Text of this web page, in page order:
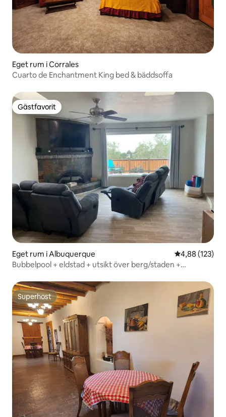
Eget rum i Corrales
Cuarto de Enchantment King bed & bäddsoffa
Gästfavorit
Gästfavorit
Eget rum i Albuquerque 4,88 av 5 i
4,88 (123)
Bubbelpool + eldstad + utsikt över berg/staden +
Superhost
Superhost